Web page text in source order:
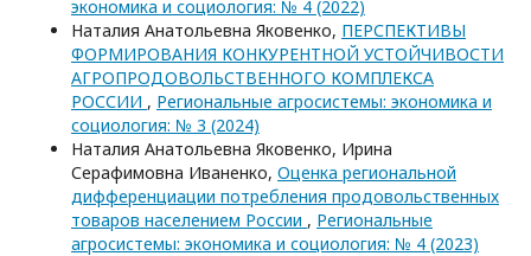
экономика и социология: № 4 (2022)
Наталия Анатольевна Яковенко, ПЕРСПЕКТИВЫ
ФОРМИРОВАНИЯ КОНКУРЕНТНОЙ УСТОЙЧИВОСТИ
АГРОПРОДОВОЛЬСТВЕННОГО КОМПЛЕКСА
РОССИИ , Региональные агросистемы: экономика и
социология: № 3 (2024)
Наталия Анатольевна Яковенко, Ирина
Серафимовна Иваненко, Оценка региональной
дифференциации потребления продовольственных
товаров населением России , Региональные
агросистемы: экономика и социология: № 4 (2023)